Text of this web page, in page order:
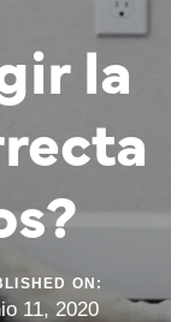
la
ON:
11, 2020